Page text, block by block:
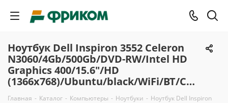
Ноутбук Dell Inspiron 3552 Celeron
N3060/4Gb/500Gb/DVD-RW/Intel HD
Graphics 400/15.6"/HD
(1366x768)/Ubuntu/black/WiFi/BT/Cam/2700mAh
Главная - Каталог - Компьютеры - Ноутбуки - Ноутбук Dell Inspiron